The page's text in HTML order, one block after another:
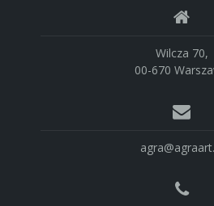
Wilcza 70,
00-670